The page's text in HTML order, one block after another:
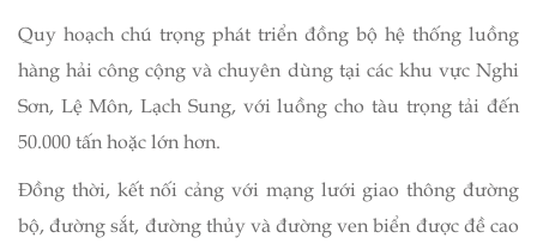
Quy hoạch chú trọng phát triển đồng bộ hệ thống luồng
hàng hải công cộng và chuyên dùng tại các khu vực Nghi
Sơn, Lệ Môn, Lạch Sung, với luồng cho tàu trọng tải đến
50.000 tấn hoặc lớn hơn.
Đồng thời, kết nối cảng với mạng lưới giao thông đường
bộ, đường sắt, đường thủy và đường ven biển được đề cao